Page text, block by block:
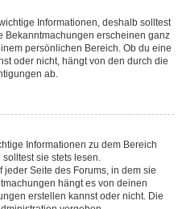
Informationen, deshalb solltest
Bekanntmachungen erscheinen ganz
persönlichen Bereich. Ob du eine
oder nicht, hängt von den durch die
ab.
Informationen zu dem Bereich
sie stets lesen.
Seite des Forums, in dem sie
hängt es von deinen
erstellen kannst oder nicht. Die